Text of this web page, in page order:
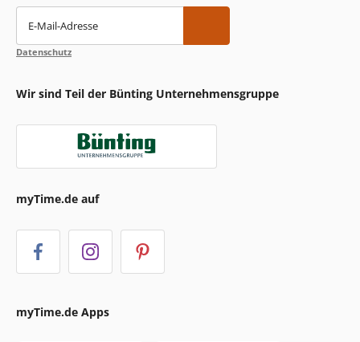
E-Mail-Adresse
Datenschutz
Wir sind Teil der Bünting Unternehmensgruppe
myTime.de auf
myTime.de Apps